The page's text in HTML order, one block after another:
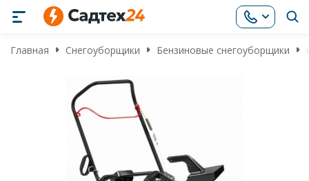
Главная Снегоуборщики Бензиновые снегоуборщики